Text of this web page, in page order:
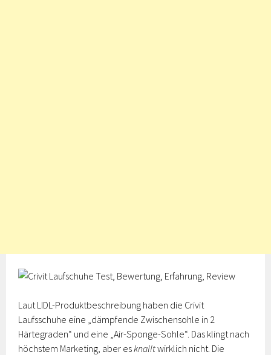
Laut LIDL-Produktbeschreibung haben die Crivit
Laufsschuhe eine „dämpfende Zwischensohle in 2
Härtegraden“ und eine „Air-Sponge-Sohle“. Das klingt nach
höchstem Marketing, aber esknalltwirklich nicht. Die